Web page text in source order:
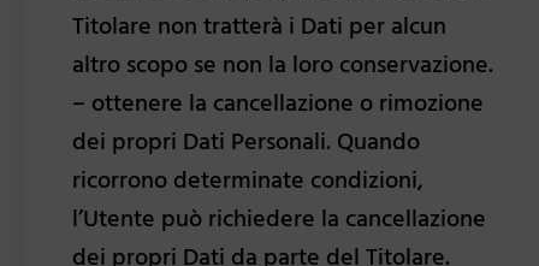
Titolare non tratterà i Dati per alcun
altro scopo se non la loro conservazione.
– ottenere la cancellazione o rimozione
dei propri Dati Personali. Quando
ricorrono determinate condizioni,
l’Utente può richiedere la cancellazione